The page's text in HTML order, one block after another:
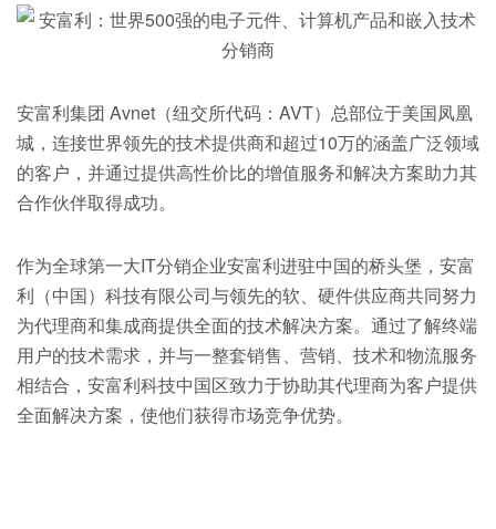
安富利集团 Avnet（纽交所代码：AVT）总部位于美国凤凰
城，连接世界领先的技术提供商和超过10万的涵盖广泛领域
的客户，并通过提供高性价比的增值服务和解决方案助力其
合作伙伴取得成功。
作为全球第一大IT分销企业安富利进驻中国的桥头堡，安富
利（中国）科技有限公司与领先的软、硬件供应商共同努力
为代理商和集成商提供全面的技术解决方案。通过了解终端
用户的技术需求，并与一整套销售、营销、技术和物流服务
相结合，安富利科技中国区致力于协助其代理商为客户提供
全面解决方案，使他们获得市场竞争优势。